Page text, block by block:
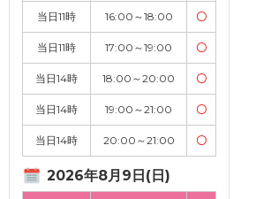
当日11時 16:00～18:00 〇
当日11時 17:00～19:00 〇
当日14時 18:00～20:00 〇
当日14時 19:00～21:00 〇
当日14時 20:00～21:00 〇
2026年8月9日(日)